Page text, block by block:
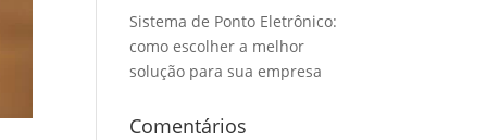
Sistema de Ponto Eletrônico:
como escolher a melhor
solução para sua empresa
Comentários